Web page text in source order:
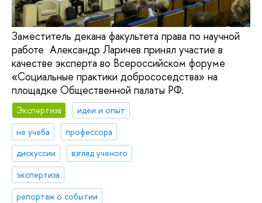
Заместитель декана факультета права по научной
работе Александр Ларичев принял участие в
качестве эксперта во Всероссийском форуме
«Социальные практики добрососедства» на
площадке Общественной палаты РФ.
Экспертиза
идеи и опыт
не учеба
профессора
дискуссии
взгляд ученого
экспертиза
репортаж о событии